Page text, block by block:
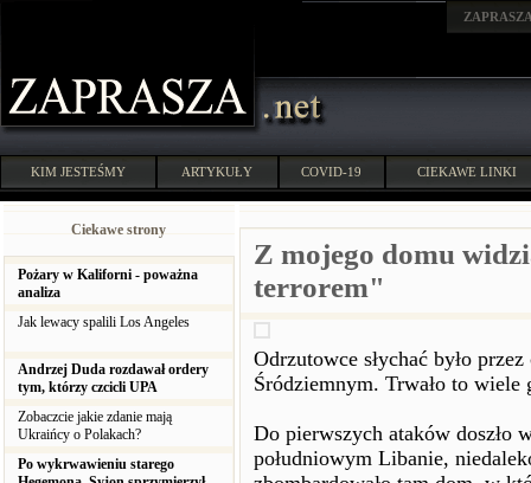
KIM JESTEŚMY ARTYKUŁY COVID-19 CIEKAWE LINKI
Ciekawe strony
Pożary w Kaliforni - poważna
analiza
Jak lewacy spalili Los Angeles
Andrzej Duda rozdawał ordery
tym, którzy czcicli UPA
Zobaczcie jakie zdanie mają
Ukraińcy o Polakach?
Po wykrwawieniu starego
Z mojego domu
terrorem"
Odrzutowce słychać było
Śródziemnym. Trwało to wiele
Do pierwszych ataków doszło
południowym Libanie,